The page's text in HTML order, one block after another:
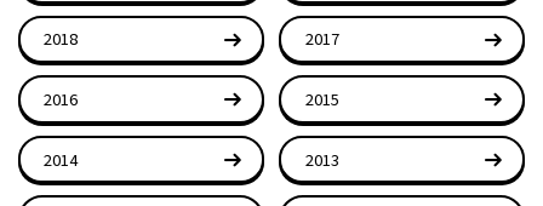
2018 2017
2016 2015
2014 2013